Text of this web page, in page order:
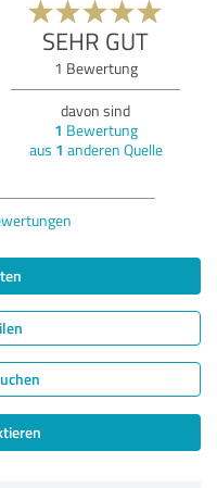
SEHR GUT
1 Bewertung
davon sind
1 Bewertung
aus 1 anderen Quelle